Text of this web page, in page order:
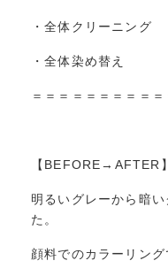
・全体クリーニング
・全体染め替え
＝＝＝＝＝＝＝＝＝＝
【BEFORE→AFTER】
明るいグレーから暗
た。
顔料でのカラーリング